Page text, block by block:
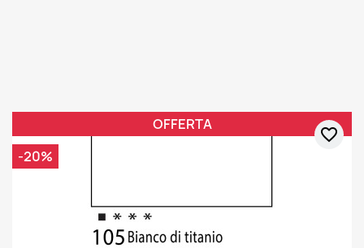
OFFERTA
-20%
favorite_border